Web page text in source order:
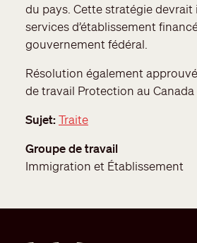
du pays. Cette stratégie
services d’établissement
gouvernement fédéral.
Résolution également
de travail Protection au Canada
Sujet Traite
Groupe de travail
Immigration et Établissement